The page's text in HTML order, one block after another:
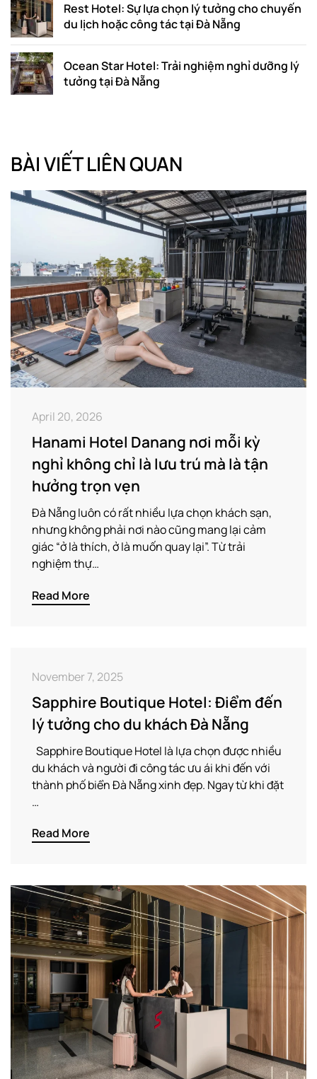
Rest Hotel: Sự lựa chọn lý tưởng cho chuyến
du lịch hoặc công tác tại Đà Nẵng
Ocean Star Hotel: Trải nghiệm nghỉ dưỡng lý
tưởng tại Đà Nẵng
BÀI VIẾT LIÊN QUAN
April 20, 2026
Hanami Hotel Danang nơi mỗi kỳ
nghỉ không chỉ là lưu trú mà là tận
hưởng trọn vẹn
Đà Nẵng luôn có rất nhiều lựa chọn khách sạn,
nhưng không phải nơi nào cũng mang lại cảm
giác “ở là thích, ở là muốn quay lại”. Từ trải
nghiệm thự…
Read More
November 7, 2025
Sapphire Boutique Hotel: Điểm đến
lý tưởng cho du khách Đà Nẵng
Sapphire Boutique Hotel là lựa chọn được nhiều
du khách và người đi công tác ưu ái khi đến với
thành phố biển Đà Nẵng xinh đẹp. Ngay từ khi đặt
…
Read More